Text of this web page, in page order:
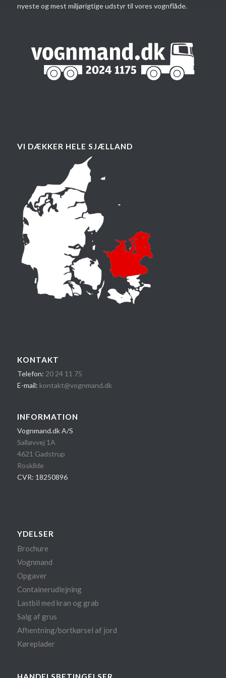
nyeste og mest miljørigtige udstyr til vores vognflåde.
VI DÆKKER HELE SJÆLLAND
KONTAKT
Telefon: 20 24 1​1 75
E-mail: kontakt@vognmand.dk
INFORMATION
Vognmand.dk A/S
Salløvvej 1A
4621 Gadstrup
Roskilde
CVR: 18250896
YDELSER
Brochure
Vognmand
Opgaver
Containerudlejning
Lastbil med kran og grab
Salg af grus
Afhentning/bortkørsel af jord
Køreplader